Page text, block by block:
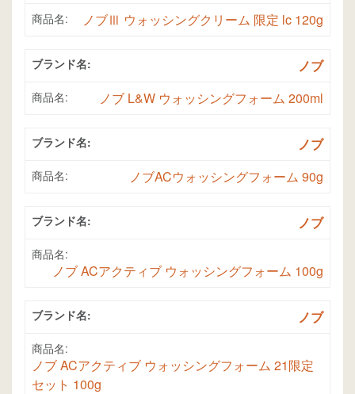
商品名: ノブⅢ ウォッシングクリーム 限定 lc 120g
ブランド名: ノブ
商品名: ノブ L&W ウォッシングフォーム 200ml
ブランド名: ノブ
商品名: ノブACウォッシングフォーム 90g
ブランド名: ノブ
商品名:
ノブ ACアクティブ ウォッシングフォーム 100g
ブランド名: ノブ
商品名:
ノブ ACアクティブ ウォッシングフォーム 21限定
セット 100g